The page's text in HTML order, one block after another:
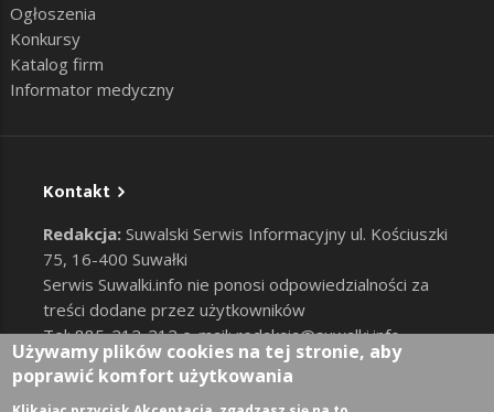
Ogłoszenia
Konkursy
Katalog firm
Informator medyczny
Kontakt
Redakcja: Suwalski Serwis Informacyjny ul. Kościuszki
75, 16-400 Suwałki
Serwis Suwalki.info nie ponosi odpowiedzialności za
treści dodane przez użytkowników
Tel: 885-212-212 e-mail:redakcja@suwalki.info,
reklama@suwalki.info
RODO |Cookies
Używamy plików cookies na tej stronie, aby
poprawić komfort użytkowania